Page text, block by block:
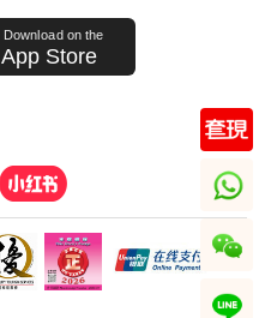
Download on the
App Store
whatsapp